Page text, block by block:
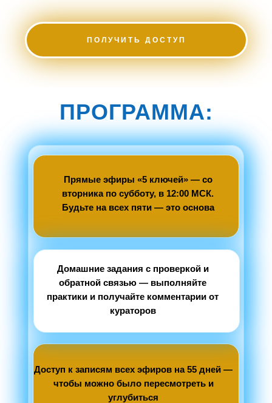
ПОЛУЧИТЬ ДОСТУП
ПРОГРАММА:
Доступ к записям всех эфиров на 55 дней —
чтобы можно было пересмотреть и
углубиться
Домашние задания с проверкой и
обратной связью — выполняйте
практики и получайте комментарии от
кураторов
Прямые эфиры «5 ключей» — со
вторника по субботу, в 12:00 МСК.
Будьте на всех пяти — это основа